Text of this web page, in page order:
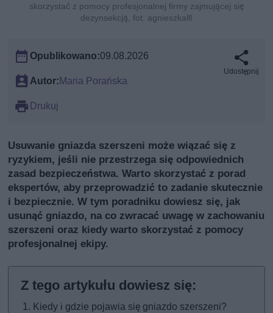
skorzystać z pomocy profesjonalnej firmy zajmującej się
dezynsekcją, fot. agnieszkalll
Opublikowano:09.08.2026
Autor:Maria Porańska
Drukuj
Udostępnij
Usuwanie gniazda szerszeni może wiązać się z
ryzykiem, jeśli nie przestrzega się odpowiednich
zasad bezpieczeństwa. Warto skorzystać z porad
ekspertów, aby przeprowadzić to zadanie skutecznie
i bezpiecznie. W tym poradniku dowiesz się, jak
usunąć gniazdo, na co zwracać uwagę w zachowaniu
szerszeni oraz kiedy warto skorzystać z pomocy
profesjonalnej ekipy.
Kiedy i gdzie pojawia się gniazdo szerszeni?